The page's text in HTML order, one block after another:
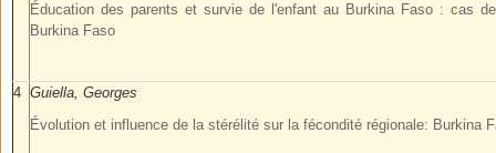
Éducation des parents et survie de l'enfant au Burkina Faso : cas
Burkina Faso
4 Guiella, Georges
Évolution et influence de la stérélité sur la fécondité régionale: Burkina